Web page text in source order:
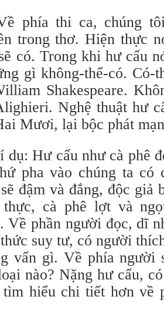
phía thi ca, chúng
trong thơ. Hiện thực
có. Trong khi hư cấu
gì không-thể-có. Có-
Shakespeare.
Nghệ thuật hư
Mươi, lại bộc phát
dụ: Hư cấu như cà phê
pha vào chúng ta có
đậm và đắng, độc giả
cà phê lợt và
Về phần người đọc, dĩ
suy tư, có người
vấn gì. Về phía người
nào? Nặng hư cấu,
hiểu chi tiết hơn về